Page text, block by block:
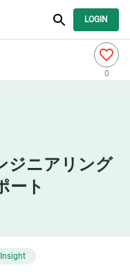
LOGIN
0
ジニアリング
ート
Insight